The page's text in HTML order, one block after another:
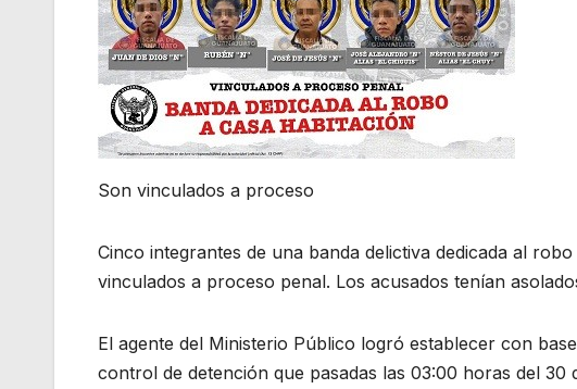
Son vinculados a proceso
Cinco integrantes de una banda delictiva dedicada al
vinculados a proceso penal. Los acusados tenían
El agente del Ministerio Público logró establecer con
control de detención que pasadas las 03:00 horas del